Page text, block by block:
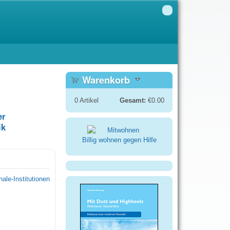
Institutionen
Warenkorb
0Artikel Gesamt: €0.00
Billig wohnen gegen Hilfe